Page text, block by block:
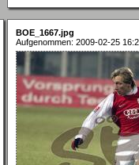
BOE_1667.jpg
Aufgenommen: 2009-02-25